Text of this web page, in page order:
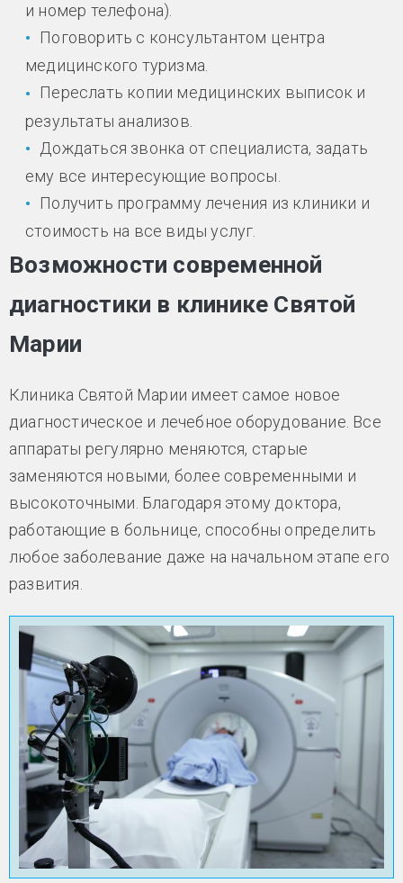
и номер телефона).
Поговорить с консультантом центра
медицинского туризма.
Переслать копии медицинских выписок и
результаты анализов.
Дождаться звонка от специалиста, задать
ему все интересующие вопросы.
Получить программу лечения из клиники и
стоимость на все виды услуг.
Возможности современной
диагностики в клинике Святой
Марии
Клиника Святой Марии имеет самое новое
диагностическое и лечебное оборудование. Все
аппараты регулярно меняются, старые
заменяются новыми, более современными и
высокоточными. Благодаря этому доктора,
работающие в больнице, способны определить
любое заболевание даже на начальном этапе его
развития.